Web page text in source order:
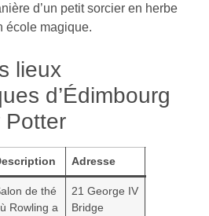
d’un petit sorcier en herbe
école magique.
lieux
d’Édimbourg
Potter
Adresse
de thé
Rowling a
21 George IV
Bridge